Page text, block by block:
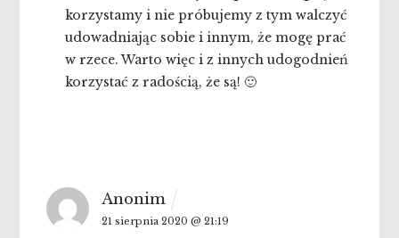
korzystamy i nie próbujemy z tym walczyć
udowadniając sobie i innym, że mogę prać
w rzece. Warto więc i z innych udogodnień
korzystać z radością, że są! 🙂
Anonim
21 sierpnia 2020 @ 21:19